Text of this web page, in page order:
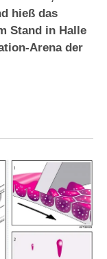
hieß das
Stand in Halle
Arena der